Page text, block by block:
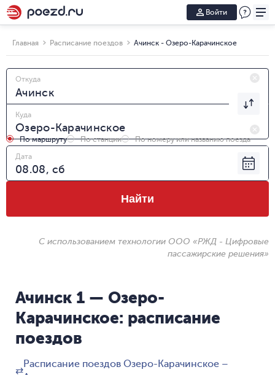
Войти
Главная Расписание поездов Ачинск - Озеро-Карачинское
Откуда
Куда
По маршруту По станции
По номеру или названию поезда
Дата
Найти
С использованием технологии ООО «РЖД - Цифровые
пассажирские решения»
Ачинск 1 — Озеро-
Карачинское: расписание
поездов
⇄
Расписание поездов Озеро-Карачинское –